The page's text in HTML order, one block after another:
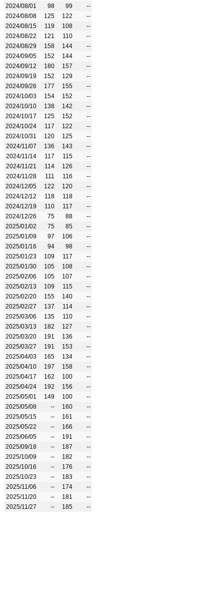
2024/08/01
98 99
--
2024/08/08
125 122
--
2024/08/15
119 108
--
2024/08/22
121 110
--
2024/08/29
158 144
--
2024/09/05
152 144
--
2024/09/12
180 157
--
2024/09/19
152 129
--
2024/09/26
177 155
--
2024/10/03
154 152
--
2024/10/10
138 142
--
2024/10/17
125 152
--
2024/10/24
117 122
--
2024/10/31
120 125
--
2024/11/07
136 143
--
2024/11/14
117 115
--
2024/11/21
114 126
--
2024/11/28
111 116
--
2024/12/05
122 120
--
2024/12/12
118 118
--
2024/12/19
110 117
--
2024/12/26
75 88
--
2025/01/02
75 85
--
2025/01/09
97 106
--
2025/01/16
94 98
--
2025/01/23
109 117
--
2025/01/30
105 108
--
2025/02/06
105 107
--
2025/02/13
109 115
--
2025/02/20
155 140
--
2025/02/27
137 114
--
2025/03/06
135 110
--
2025/03/13
182 127
--
2025/03/20
191 136
--
2025/03/27
191 153
--
2025/04/03
165 134
--
2025/04/10
197 158
--
2025/04/17
162 100
--
2025/04/24
192 156
--
2025/05/01
149 100
--
2025/05/08
-- 160
--
2025/05/15
-- 161
--
2025/05/22
-- 166
--
2025/06/05
-- 191
--
2025/09/18
-- 187
--
2025/10/09
-- 182
--
2025/10/16
-- 176
--
2025/10/23
-- 183
--
2025/11/06
-- 174
--
2025/11/20
-- 181
--
2025/11/27
-- 185 --